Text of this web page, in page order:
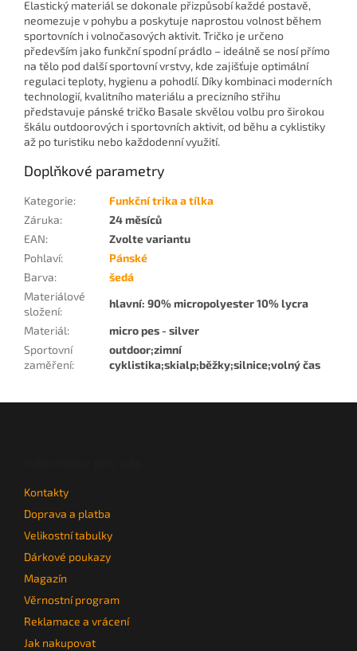
Elastický materiál se dokonale přizpůsobí každé postavě,
neomezuje v pohybu a poskytuje naprostou volnost během
sportovních i volnočasových aktivit. Tričko je určeno
především jako funkční spodní prádlo – ideálně se nosí přímo
na tělo pod další sportovní vrstvy, kde zajišťuje optimální
regulaci teploty, hygienu a pohodlí. Díky kombinaci moderních
technologií, kvalitního materiálu a precizního střihu
představuje pánské tričko Basale skvělou volbu pro širokou
škálu outdoorových i sportovních aktivit, od běhu a cyklistiky
až po turistiku nebo každodenní využití.
Doplňkové parametry
Kategorie:
Funkční trika a tílka
Záruka:
24 měsíců
EAN:
Zvolte variantu
Pohlaví:
Pánské
Barva:
šedá
Materiálové
složení:
hlavní: 90% micropolyester 10% lycra
Materiál:
micro pes - silver
Sportovní
zaměření:
outdoor;zimní
cyklistika;skialp;běžky;silnice;volný čas
Kontakty
Doprava a platba
Velikostní tabulky
Dárkové poukazy
Magazín
Věrnostní program
Reklamace a vrácení
Jak nakupovat